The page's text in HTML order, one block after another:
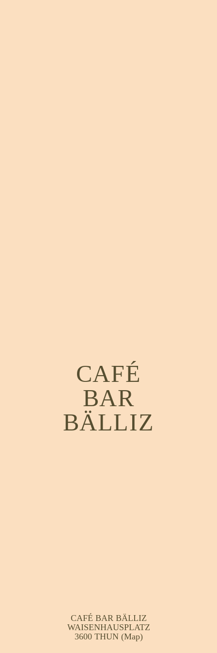
CAFÉ
BAR
BÄLLIZ
CAFÉ BAR BÄLLIZ
WAISENHAUSPLATZ
3600 THUN(Map)